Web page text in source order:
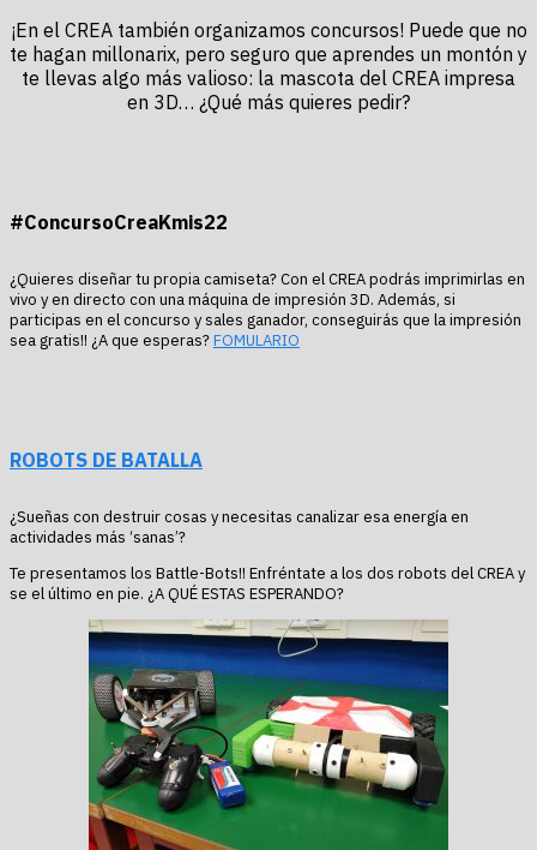
¡En el CREA también organizamos concursos! Puede que no
te hagan millonarix, pero seguro que aprendes un montón y
te llevas algo más valioso: la mascota del CREA impresa
en 3D… ¿Qué más quieres pedir?
#ConcursoCreaKmis22
¿Quieres diseñar tu propia camiseta? Con el CREA podrás imprimirlas en
vivo y en directo con una máquina de impresión 3D. Además, si
participas en el concurso y sales ganador, conseguirás que la impresión
sea gratis!! ¿A que esperas?FOMULARIO
ROBOTS DE BATALLA
¿Sueñas con destruir cosas y necesitas canalizar esa energía en
actividades más ‘sanas’?
Te presentamos los Battle-Bots!! Enfréntate a los dos robots del CREA y
se el último en pie. ¿A QUÉ ESTAS ESPERANDO?